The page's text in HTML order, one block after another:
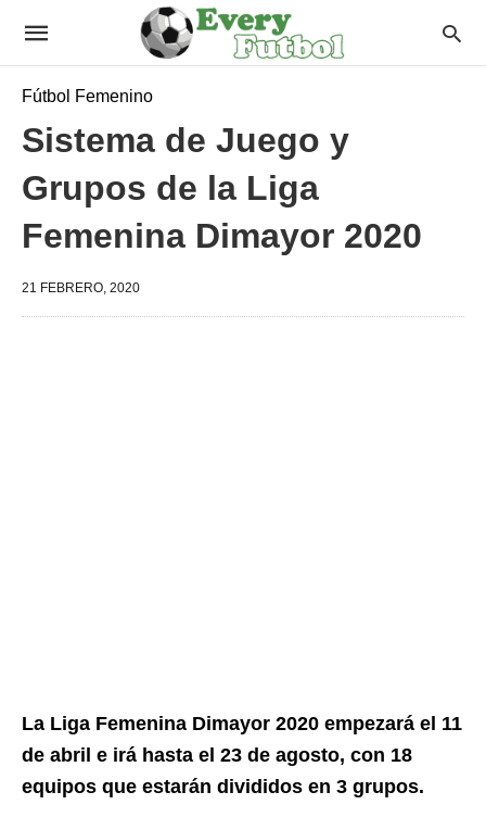
Fútbol Femenino
Sistema de Juego y
Grupos de la Liga
Femenina Dimayor 2020
21 FEBRERO, 2020
La Liga Femenina Dimayor 2020 empezará el 11
de abril e irá hasta el 23 de agosto, con 18
equipos que estarán divididos en 3 grupos.